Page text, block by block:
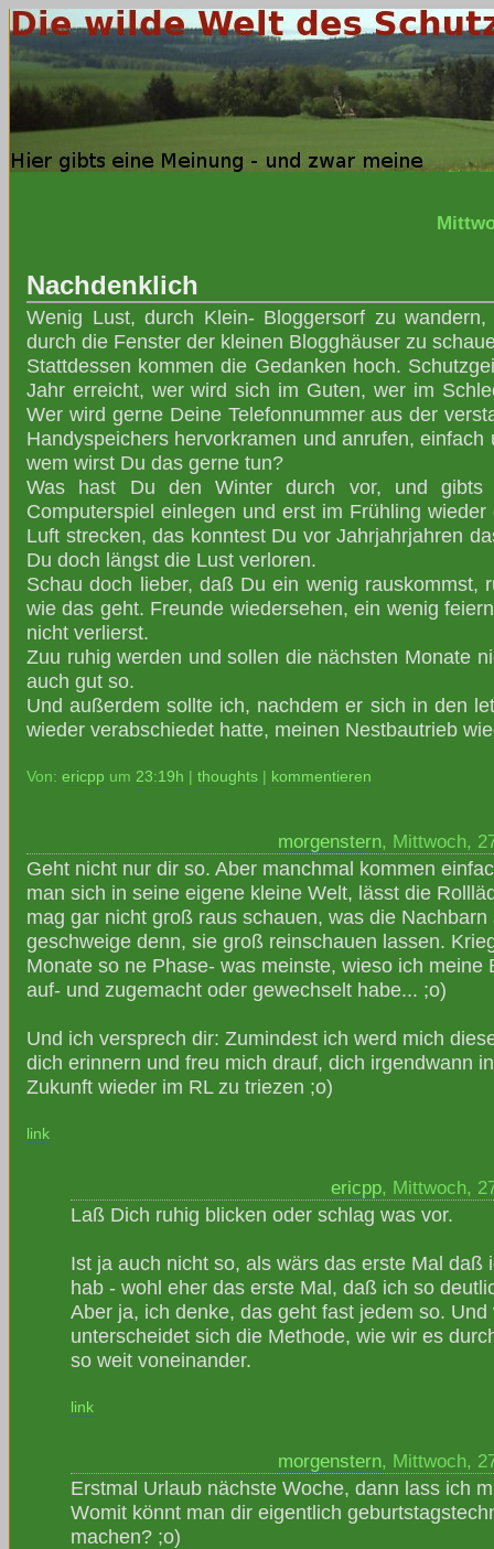
Nachdenklich
Wenig Lust, durch Klein- Bloggersorf zu
durch die Fenster der kleinen Blogghäuser zu
Stattdessen kommen die Gedanken hoch.
Jahr erreicht, wer wird sich im Guten, wer im
Wer wird gerne Deine Telefonnummer aus der
Handyspeichers hervorkramen und anrufen, einfach
wem wirst Du das gerne tun?
Was hast Du den Winter durch vor, und gibts
Computerspiel einlegen und erst im Frühling
Luft strecken, das konntest Du vor Jahrjahrjahren
Du doch längst die Lust verloren.
Schau doch lieber, daß Du ein wenig rauskommst,
wie das geht. Freunde wiedersehen, ein wenig
nicht verlierst.
Zuu ruhig werden und sollen die nächsten Monate
auch gut so.
Und außerdem sollte ich, nachdem er sich in den
wieder verabschiedet hatte, meinen Nestbautrieb
Von: ericpp um 23:19h thoughts kommentieren
morgenstern, Mittwoch,
Geht nicht nur dir so. Aber manchmal kommen
man sich in seine eigene kleine Welt, lässt die
mag gar nicht groß raus schauen, was die Nachbarn
geschweige denn, sie groß reinschauen lassen.
Monate so ne Phase- was meinste, wieso ich meine
auf- und zugemacht oder gewechselt habe... ;o)
Und ich versprech dir: Zumindest ich werd mich
dich erinnern und freu mich drauf, dich irgendwann
Zukunft wieder im RL zu triezen ;o)
link
ericpp, Mittwoch,
Laß Dich ruhig blicken oder schlag was vor.
Ist ja auch nicht so, als wärs das erste Mal daß
hab - wohl eher das erste Mal, daß ich so
Aber ja, ich denke, das geht fast jedem so. Und
unterscheidet sich die Methode, wie wir es
so weit voneinander.
link
morgenstern, Mittwoch,
Erstmal Urlaub nächste Woche, dann lass ich
Womit könnt man dir eigentlich
machen? ;o)